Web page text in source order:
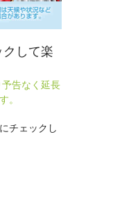
して楽
告なく延長
。
チェックし